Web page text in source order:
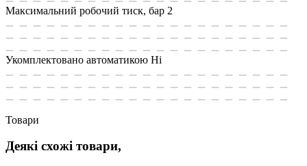
Максимальний робочий тиск, бар 2
Укомплектовано автоматикою Ні
Товари
Деякі схожі товари,